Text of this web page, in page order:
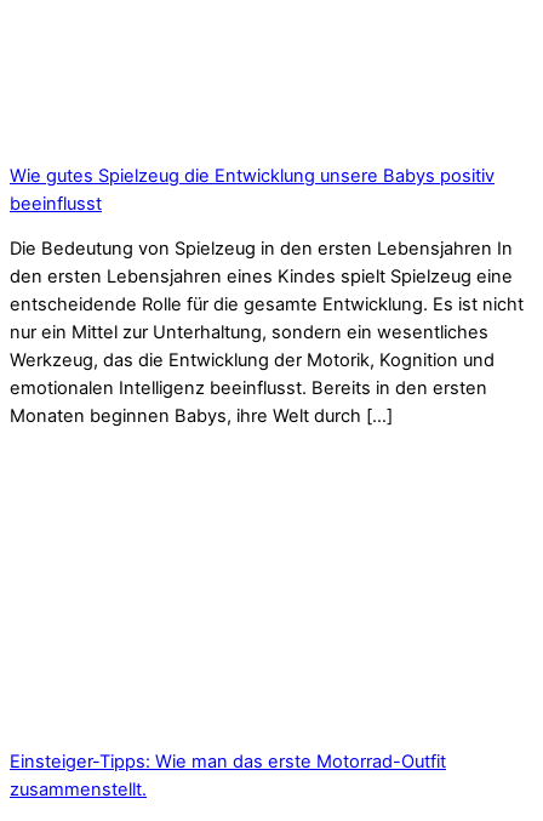
Wie gutes Spielzeug die Entwicklung unsere Babys positiv
beeinflusst
Die Bedeutung von Spielzeug in den ersten Lebensjahren In
den ersten Lebensjahren eines Kindes spielt Spielzeug eine
entscheidende Rolle für die gesamte Entwicklung. Es ist nicht
nur ein Mittel zur Unterhaltung, sondern ein wesentliches
Werkzeug, das die Entwicklung der Motorik, Kognition und
emotionalen Intelligenz beeinflusst. Bereits in den ersten
Monaten beginnen Babys, ihre Welt durch […]
Einsteiger-Tipps: Wie man das erste Motorrad-Outfit
zusammenstellt.